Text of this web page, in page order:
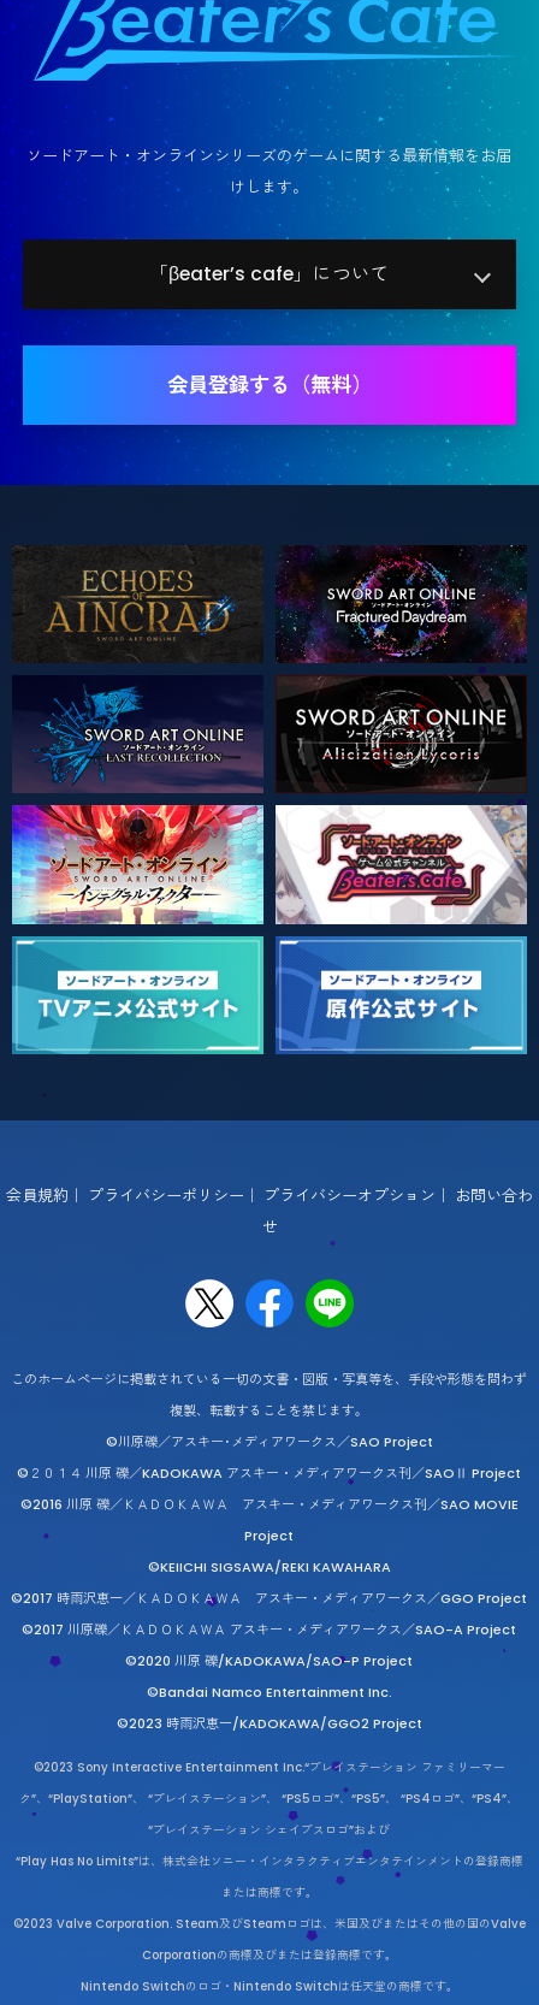
ソードアート・オンラインシリーズのゲームに関する最新情報をお届
けします。
「βeater’s cafe」について
会員登録する（無料）
会員規約 ｜ プライバシーポリシー ｜ プライバシーオプション ｜ お問い合わ
せ
このホームページに掲載されている一切の文書・図版・写真等を、手段や形態を問わず
複製、転載することを禁じます。
©川原礫／アスキー･メディアワークス／SAO Project
©２０１４ 川原 礫／KADOKAWA アスキー・メディアワークス刊／SAOⅡ Project
©2016 川原 礫／ＫＡＤＯＫＡＷＡ アスキー・メディアワークス刊／SAO MOVIE
Project
©KEIICHI SIGSAWA/REKI KAWAHARA
©2017 時雨沢恵一／ＫＡＤＯＫＡＷＡ アスキー・メディアワークス／GGO Project
©2017 川原礫／ＫＡＤＯＫＡＷＡ アスキー・メディアワークス／SAO-A Project
©2020 川原 礫/KADOKAWA/SAO-P Project
©Bandai Namco Entertainment Inc.
©2023 時雨沢恵一/KADOKAWA/GGO2 Project
©2023 Sony Interactive Entertainment Inc.“プレイステーション ファミリーマー
ク”、“PlayStation”、 “プレイステーション”、 “PS5ロゴ”、“PS5”、 “PS4ロゴ”、“PS4”、
“プレイステーション シェイプスロゴ”および
“Play Has No Limits”は、株式会社ソニー・インタラクティブエンタテインメントの登録商標
または商標です。
©2023 Valve Corporation. Steam及びSteamロゴは、米国及びまたはその他の国のValve
Corporationの商標及びまたは登録商標です。
Nintendo Switchのロゴ・Nintendo Switchは任天堂の商標です。